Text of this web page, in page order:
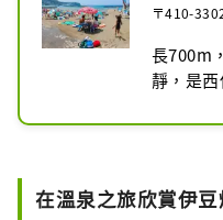
〒410-
長700m
靜，是
浴間和
享受安
在溫泉之旅欣賞伊豆